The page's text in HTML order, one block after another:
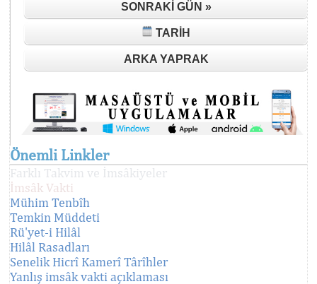
SONRAKI GÜN »
TARIH
ARKA YAPRAK
Önemli Linkler
Farklı Takvim ve İmsâkiyeler
İmsâk Vakti
Mühim Tenbîh
Temkin Müddeti
Rü'yet-i Hilâl
Hilâl Rasadları
Senelik Hicrî Kamerî Târîhler
Yanlış imsâk vakti açıklaması